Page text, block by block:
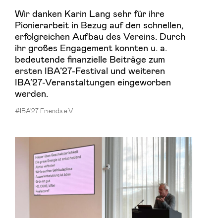
Wir danken Karin Lang sehr für ihre
Pionierarbeit in Bezug auf den schnellen,
erfolgreichen Aufbau des Vereins. Durch
ihr großes Engagement konnten u. a.
bedeutende finanzielle Beiträge zum
ersten IBA’27-Festival und weiteren
IBA’27-Veranstaltungen eingeworben
werden.
#IBA'27 Friends e.V.